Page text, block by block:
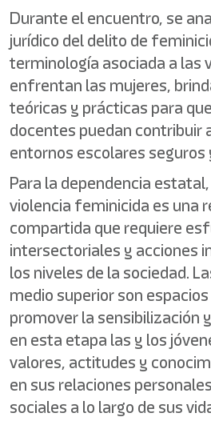
Durante el encuentro, se
jurídico del delito de
terminología asociada a las
enfrentan las mujeres,
teóricas y prácticas para
docentes puedan contribuir
entornos escolares seguros
Para la dependencia
violencia feminicida es una
compartida que requiere
intersectoriales y acciones
los niveles de la sociedad.
medio superior son
promover la sensibilización
en esta etapa las y los
valores, actitudes y
en sus relaciones
sociales a lo largo de sus